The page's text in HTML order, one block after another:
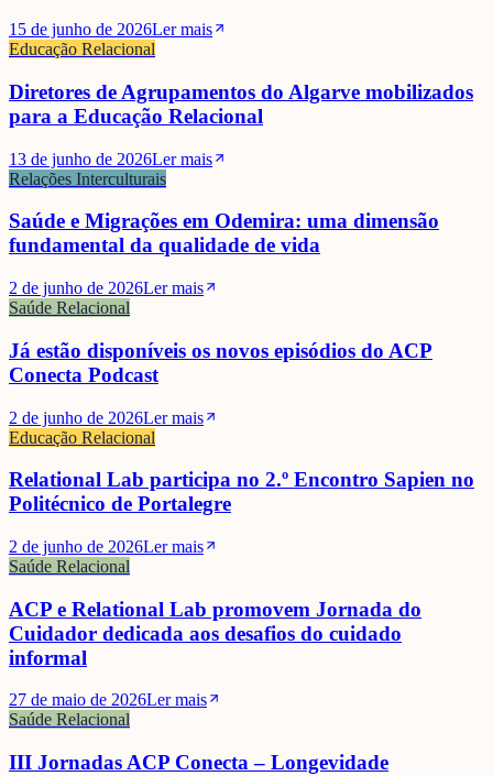
15 de junho de 2026Ler mais
Educação Relacional
Diretores de Agrupamentos do Algarve mobilizados
para a Educação Relacional
13 de junho de 2026Ler mais
Relações Interculturais
Saúde e Migrações em Odemira: uma dimensão
fundamental da qualidade de vida
2 de junho de 2026Ler mais
Saúde Relacional
Já estão disponíveis os novos episódios do ACP
Conecta Podcast
2 de junho de 2026Ler mais
Educação Relacional
Relational Lab participa no 2.º Encontro Sapien no
Politécnico de Portalegre
2 de junho de 2026Ler mais
Saúde Relacional
ACP e Relational Lab promovem Jornada do
Cuidador dedicada aos desafios do cuidado
informal
27 de maio de 2026Ler mais
Saúde Relacional
III Jornadas ACP Conecta – Longevidade